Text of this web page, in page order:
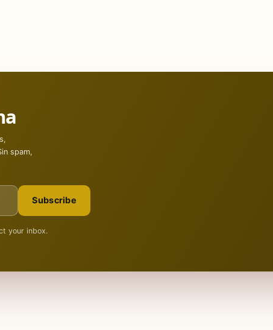
spam,
Subscribe
your inbox.